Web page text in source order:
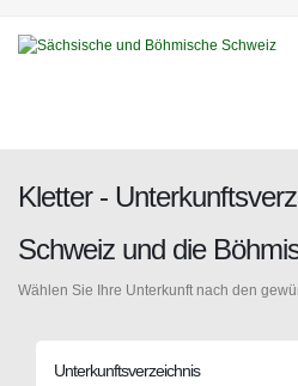
Kletter -
Schweiz und die
Wählen Sie Ihre Unterkunft nach den
Unterkunftsverzeichnis